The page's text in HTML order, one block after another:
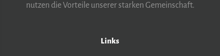
nutzen die Vorteile unserer starken Gemeinschaft.
Links